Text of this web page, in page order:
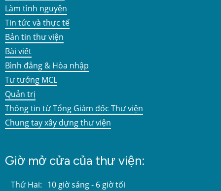
Làm tình nguyện
Tin tức và thực tế
Bản tin thư viện
Bài viết
Bình đẳng & Hòa nhập
Tư tưởng MCL
Quản trị
Thông tin từ Tổng Giám đốc Thư viện
Chung tay xây dựng thư viện
Giờ mở cửa của thư viện:
Thứ Hai: 10 giờ sáng - 6 giờ tối